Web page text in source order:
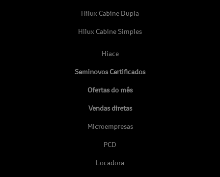
Hilux Cabine Dupla
Hilux Cabine Simples
Hiace
Seminovos Certificados
Ofertas do mês
Vendas diretas
Microempresas
PCD
Locadora